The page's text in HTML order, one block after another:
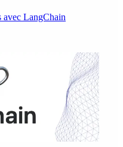
avec LangChain